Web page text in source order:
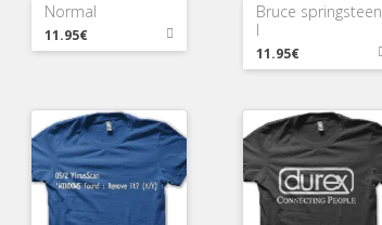
Normal
11.95€
Bruce springsteen
I
11.95€